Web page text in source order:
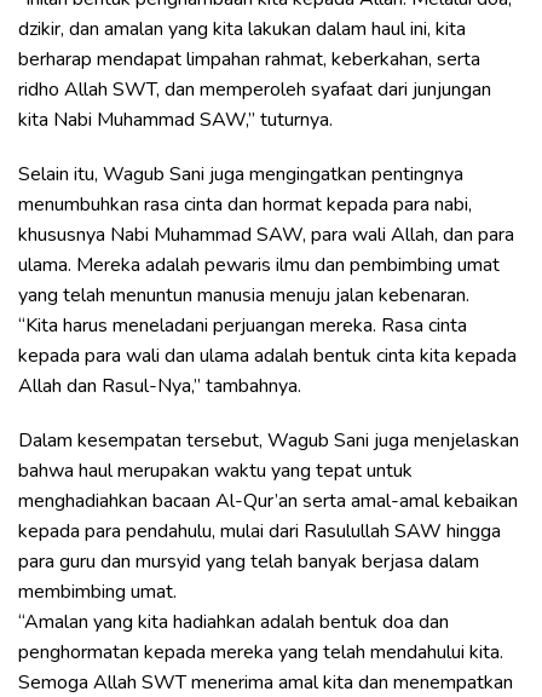
dzikir, dan amalan yang kita lakukan dalam haul ini, kita
berharap mendapat limpahan rahmat, keberkahan, serta
ridho Allah SWT, dan memperoleh syafaat dari junjungan
kita Nabi Muhammad SAW,” tuturnya.
Selain itu, Wagub Sani juga mengingatkan pentingnya
menumbuhkan rasa cinta dan hormat kepada para nabi,
khususnya Nabi Muhammad SAW, para wali Allah, dan para
ulama. Mereka adalah pewaris ilmu dan pembimbing umat
yang telah menuntun manusia menuju jalan kebenaran.
“Kita harus meneladani perjuangan mereka. Rasa cinta
kepada para wali dan ulama adalah bentuk cinta kita kepada
Allah dan Rasul-Nya,” tambahnya.
Dalam kesempatan tersebut, Wagub Sani juga menjelaskan
bahwa haul merupakan waktu yang tepat untuk
menghadiahkan bacaan Al-Qur’an serta amal-amal kebaikan
kepada para pendahulu, mulai dari Rasulullah SAW hingga
para guru dan mursyid yang telah banyak berjasa dalam
membimbing umat.
“Amalan yang kita hadiahkan adalah bentuk doa dan
penghormatan kepada mereka yang telah mendahului kita.
Semoga Allah SWT menerima amal kita dan menempatkan